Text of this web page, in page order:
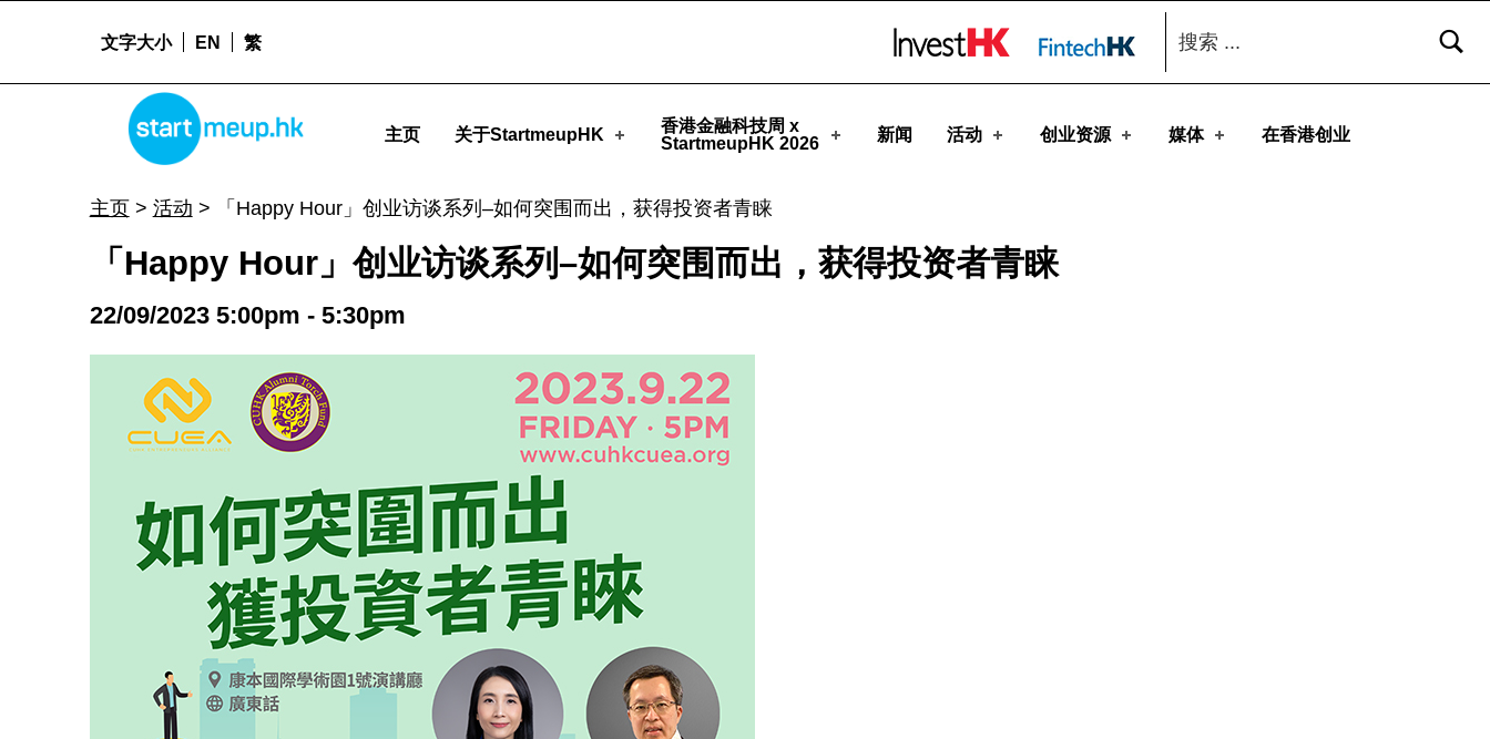
STARTMEUPHK
主页 关于StartmeupHK
香港金融科技周 x
StartmeupHK 2026
新闻 活动 创业资源 媒体 在香港创业
文字大小 EN 繁
搜索：
主页> 活动 > 「Happy Hour」创业访谈系列–如何突围而出，获得投资者青睐
「Happy Hour」创业访谈系列–如何突围而出，获得投资者青睐
22/09/2023 5:00pm - 5:30pm